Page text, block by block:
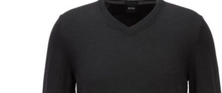
oprindelige
pris
aktuelle